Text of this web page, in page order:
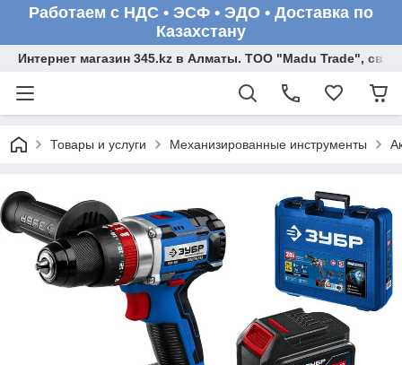
Работаем с НДС • ЭСФ • ЭДО • Доставка по
Казахстану
Интернет магазин 345.kz в Алматы. ТОО "Madu Trade",
Товары и услуги Механизированные инструменты